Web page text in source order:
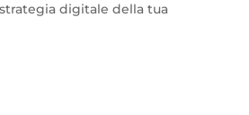
digitale della tua